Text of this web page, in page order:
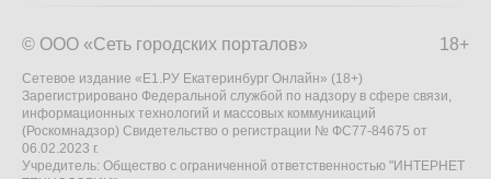
18+
© ООО «Сеть городских порталов»
Сетевое издание «Е1.РУ Екатеринбург Онлайн» (18+)
Зарегистрировано Федеральной службой по надзору в сфере связи,
информационных технологий и массовых коммуникаций
(Роскомнадзор) Свидетельство о регистрации № ФС77-84675 от
06.02.2023 г.
Учредитель: Общество с ограниченной ответственностью "ИНТЕРНЕТ